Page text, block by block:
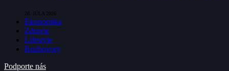
28. JÚLA 2026
Ekonomika
Zdravie
Lifestyle
Rozhovory
Podporte nás